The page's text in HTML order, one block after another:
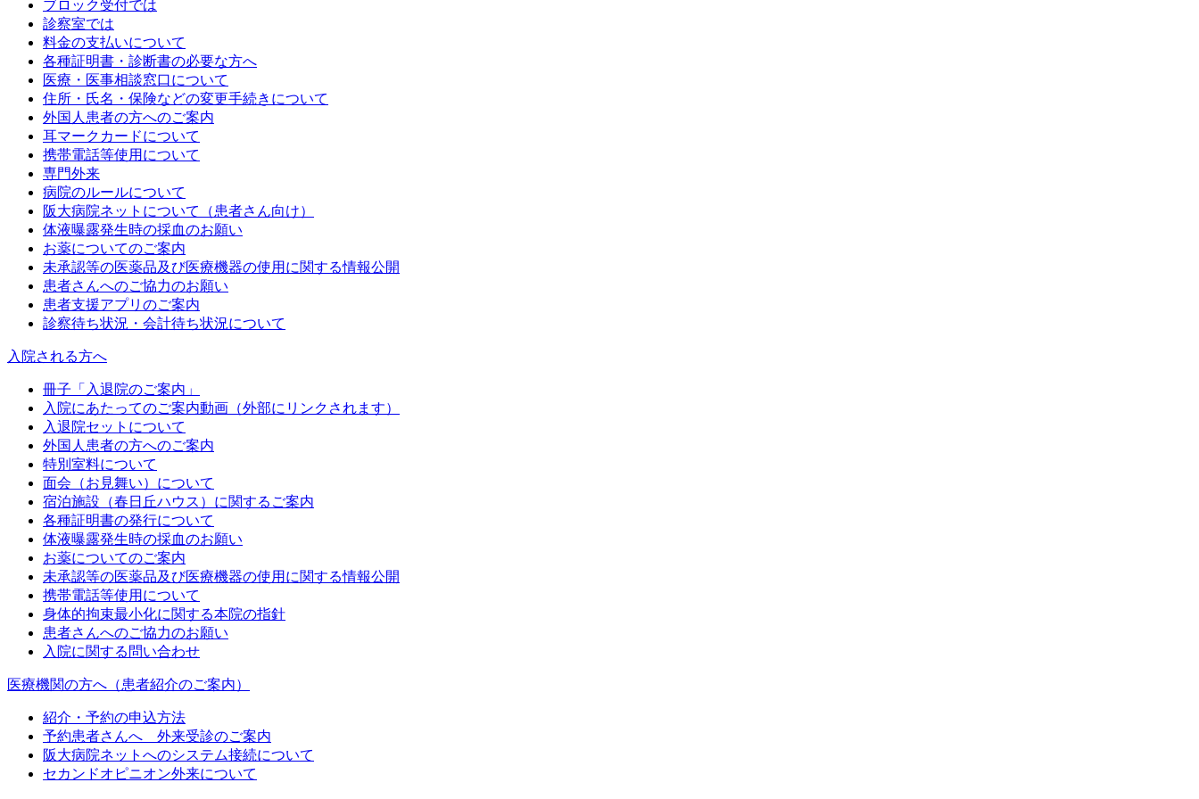
ブロック受付では
診察室では
料金の支払いについて
各種証明書・診断書の必要な方へ
医療・医事相談窓口について
住所・氏名・保険などの変更手続きについて
外国人患者の方へのご案内
耳マークカードについて
携帯電話等使用について
専門外来
病院のルールについて
阪大病院ネットについて（患者さん向け）
体液曝露発生時の採血のお願い
お薬についてのご案内
未承認等の医薬品及び医療機器の使用に関する情報公開
患者さんへのご協力のお願い
患者支援アプリのご案内
診察待ち状況・会計待ち状況について
入院される方へ
冊子「入退院のご案内」
入院にあたってのご案内動画（外部にリンクされます）
入退院セットについて
外国人患者の方へのご案内
特別室料について
面会（お見舞い）について
宿泊施設（春日丘ハウス）に関するご案内
各種証明書の発行について
体液曝露発生時の採血のお願い
お薬についてのご案内
未承認等の医薬品及び医療機器の使用に関する情報公開
携帯電話等使用について
身体的拘束最小化に関する本院の指針
患者さんへのご協力のお願い
入院に関する問い合わせ
医療機関の方へ（患者紹介のご案内）
紹介・予約の申込方法
予約患者さんへ 外来受診のご案内
阪大病院ネットへのシステム接続について
セカンドオピニオン外来について